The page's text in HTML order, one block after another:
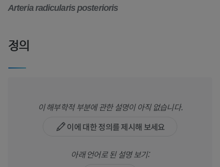
Arteria radicularis posterioris
정의
이 해부학적 부분에 관한 설명이 아직 없습니다.
이에 대한 정의를 제시해 보세요
아래 언어로 된 설명 보기: